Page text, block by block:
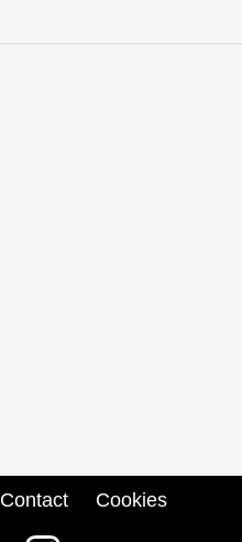
Contact Cookies